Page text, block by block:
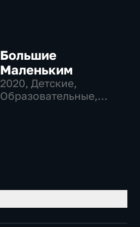
Большие
Маленьким
2020, Детские,
Образовательные,